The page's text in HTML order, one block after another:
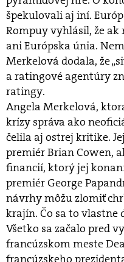
špekulovali aj iní.
Rompuy vyhlásil, že ak
ani Európska únia.
Merkelová dodala, že
a ratingové agentúry
ratingy.
Angela Merkelová,
krízy správa ako
čelila aj ostrej kritike.
premiér Brian Cowen,
financií, ktorý jej
premiér George
návrhy môžu zlomiť
krajín. Čo sa to vlastne
Všetko sa začalo pred
francúzskom meste
francúzskeho